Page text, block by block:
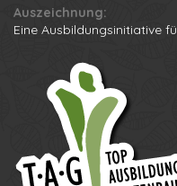
Auszeichnung:
Eine Ausbildungsinitiative